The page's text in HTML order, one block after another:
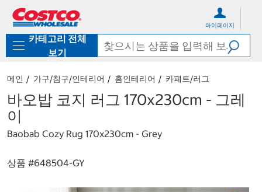
로
기
가
마이페이지
카테고리 전체
보기
메인 가구/침구/인테리어 홈인테리어 카페트/러그
바오밥 코지 러그 170x230cm - 그레
이
Baobab Cozy Rug 170x230cm - Grey
상품 #648504-GY